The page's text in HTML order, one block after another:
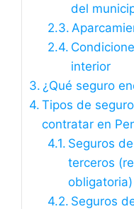
del
interior
¿Qué seguro
Tipos de
contratar en
Seguros
terceros
obligatoria)
Seguros